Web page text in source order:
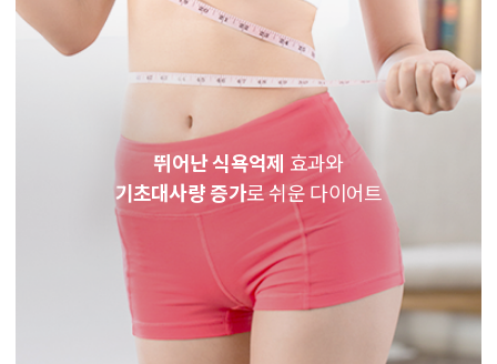
뛰어난 식욕억제 효과와
기초대사량 증가로 쉬운 다이어트